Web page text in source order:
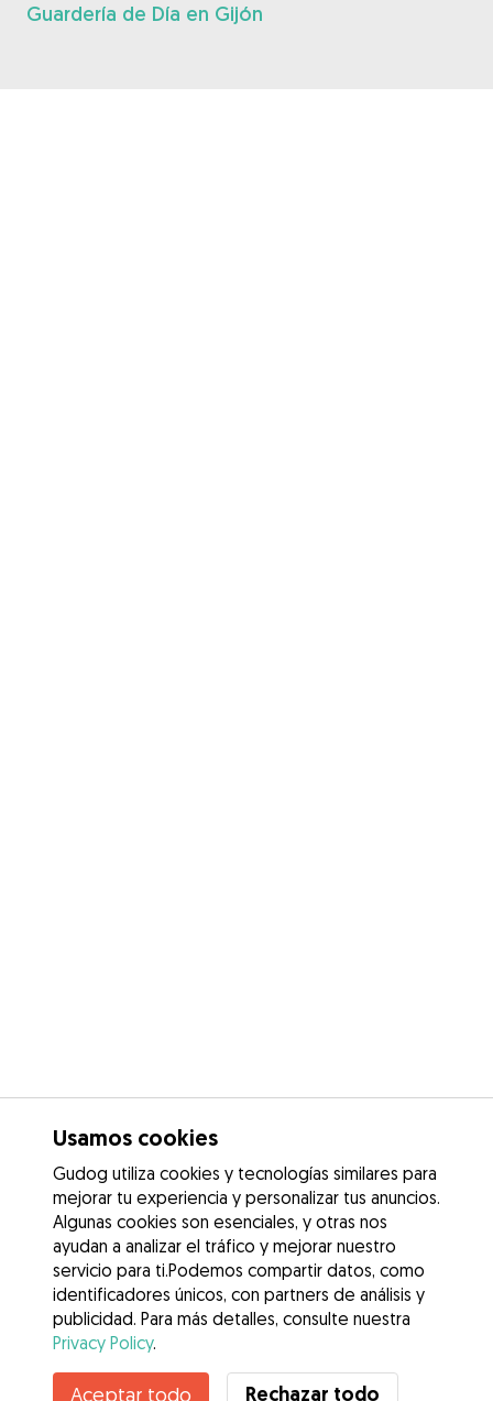
Usamos cookies
Gudog utiliza cookies y tecnologías similares para
mejorar tu experiencia y personalizar tus anuncios.
Algunas cookies son esenciales, y otras nos
ayudan a analizar el tráfico y mejorar nuestro
servicio para ti.Podemos compartir datos, como
identificadores únicos, con partners de análisis y
publicidad. Para más detalles, consulte nuestra
Privacy Policy.
Aceptar todo Rechazar todo
Guardería de Día en Gijón